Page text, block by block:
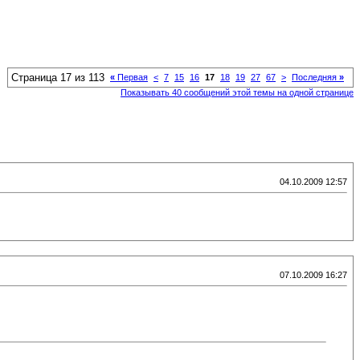
Страница 17 из 113 « Первая < 7 15 16 17 18 19 27 67 > Последняя »
Показывать 40 сообщений этой темы на одной странице
04.10.2009 12:57
07.10.2009 16:27